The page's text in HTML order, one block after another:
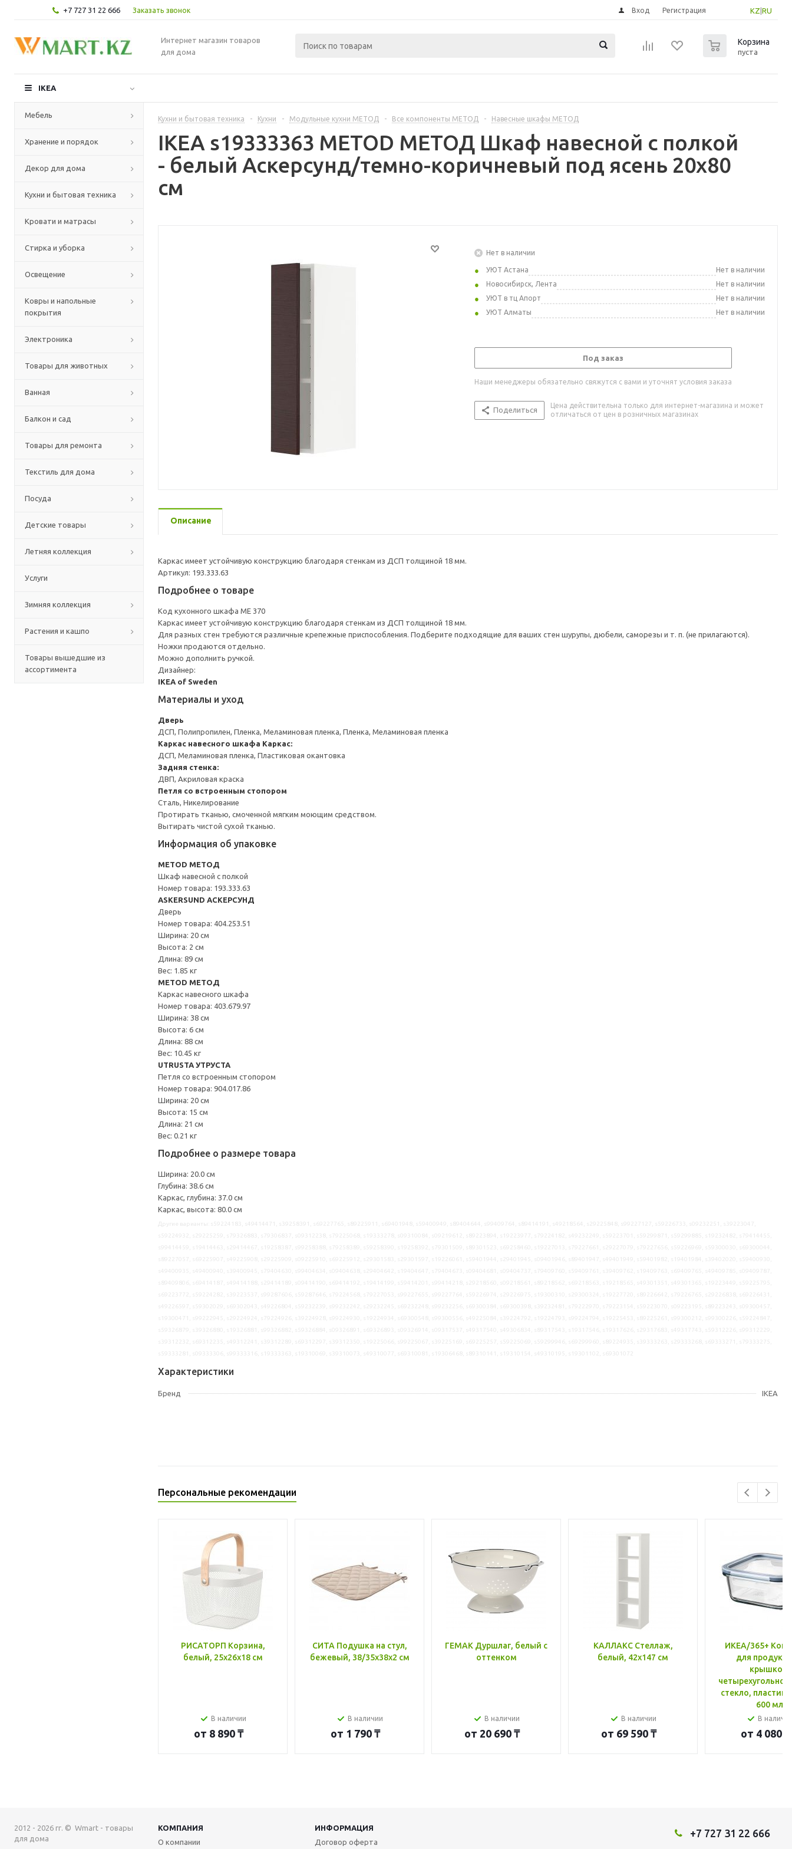
+7 727 31 22 666 Заказать звонок KZ RU
Вход Регистрация
Интернет магазин товаров
для дома
Корзина
пуста
IKEA
Мебель
Хранение и порядок
Декор для дома
Кухни и бытовая техника
Кровати и матрасы
Стирка и уборка
Освещение
Ковры и напольные
покрытия
Электроника
Товары для животных
Ванная
Балкон и сад
Товары для ремонта
Текстиль для дома
Посуда
Детские товары
Летняя коллекция
Услуги
Зимняя коллекция
Растения и кашпо
Товары вышедшие из
ассортимента
Кухни и бытовая техника - Кухни - Модульные кухни МЕТОД - Все компоненты МЕТОД - Навесные шкафы МЕТОД
IKEA s19333363 METOD МЕТОД Шкаф навесной с полкой
- белый Аскерсунд/темно-коричневый под ясень 20x80
см
Нет в наличии
УЮТ Астана
Нет в наличии
Новосибирск, Лента
Нет в наличии
УЮТ в тц Апорт
Нет в наличии
УЮТ Алматы
Нет в наличии
Под заказ
Наши менеджеры обязательно свяжутся с вами и уточнят условия заказа
Поделиться
Цена действительна только для интернет-магазина и может
отличаться от цен в розничных магазинах
Описание
Каркас имеет устойчивую конструкцию благодаря стенкам из ДСП толщиной 18 мм.
Артикул: 193.333.63
Подробнее о товаре
Код кухонного шкафа ME 370
Каркас имеет устойчивую конструкцию благодаря стенкам из ДСП толщиной 18 мм.
Для разных стен требуются различные крепежные приспособления. Подберите подходящие для ваших стен шурупы, дюбели, саморезы и т. п. (не прилагаются).
Ножки продаются отдельно.
Можно дополнить ручкой.
Дизайнер:
IKEA of Sweden
Материалы и уход
Дверь
ДСП, Полипропилен, Пленка, Меламиновая пленка, Пленка, Меламиновая пленка
Каркас навесного шкафа Каркас:
ДСП, Меламиновая пленка, Пластиковая окантовка
Задняя стенка:
ДВП, Акриловая краска
Петля со встроенным стопором
Сталь, Никелирование
Протирать тканью, смоченной мягким моющим средством.
Вытирать чистой сухой тканью.
Информация об упаковке
METOD МЕТОД
Шкаф навесной с полкой
Номер товара: 193.333.63
ASKERSUND АСКЕРСУНД
Дверь
Номер товара: 404.253.51
Ширина: 20 см
Высота: 2 см
Длина: 89 см
Вес: 1.85 кг
METOD МЕТОД
Каркас навесного шкафа
Номер товара: 403.679.97
Ширина: 38 см
Высота: 6 см
Длина: 88 см
Вес: 10.45 кг
UTRUSTA УТРУСТА
Петля со встроенным стопором
Номер товара: 904.017.86
Ширина: 20 см
Высота: 15 см
Длина: 21 см
Вес: 0.21 кг
Подробнее о размере товара
Ширина: 20.0 см
Глубина: 38.6 см
Каркас, глубина: 37.0 см
Каркас, высота: 80.0 см
Характеристики
Бренд IKEA
Персональные рекомендации
РИСАТОРП Корзина,
белый, 25x26x18 см
В наличии
от 8 890 ₸
СИТА Подушка на стул,
бежевый, 38/35x38x2 см
В наличии
от 1 790 ₸
ГЕМАК Дуршлаг, белый с
оттенком
В наличии
от 20 690 ₸
КАЛЛАКС Стеллаж,
белый, 42x147 см
В наличии
от 69 590 ₸
ИКЕА/365+
для
крышкой,
стекло, пластик
600 мл
В
от 4 080 ₸
2012 - 2026 гг. © Wmart - товары
для дома
КОМПАНИЯ
ИНФОРМАЦИЯ
О компании
Договор оферта
+7 727 31 22 666